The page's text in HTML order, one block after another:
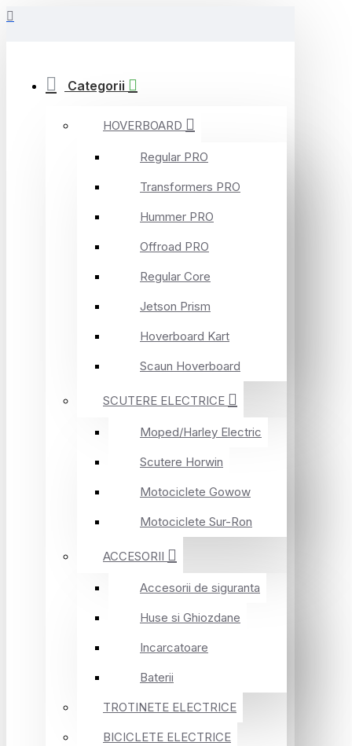
Categorii
HOVERBOARD
Regular PRO
Transformers PRO
Hummer PRO
Offroad PRO
Regular Core
Jetson Prism
Hoverboard Kart
Scaun Hoverboard
SCUTERE ELECTRICE
Moped/Harley Electric
Scutere Horwin
Motociclete Gowow
Motociclete Sur-Ron
ACCESORII
Accesorii de siguranta
Huse si Ghiozdane
Incarcatoare
Baterii
TROTINETE ELECTRICE
BICICLETE ELECTRICE